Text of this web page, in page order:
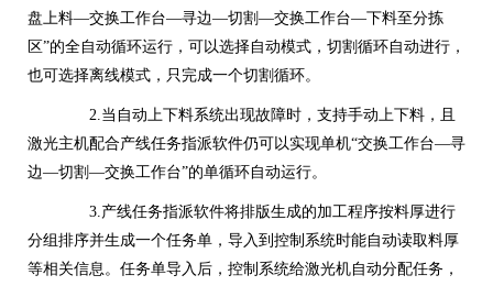
盘上料—交换工作台—寻边—切割—交换工作台—下料至分拣
区”的全自动循环运行，可以选择自动模式，切割循环自动进行，
也可选择离线模式，只完成一个切割循环。
2.当自动上下料系统出现故障时，支持手动上下料，且
激光主机配合产线任务指派软件仍可以实现单机“交换工作台—寻
边—切割—交换工作台”的单循环自动运行。
3.产线任务指派软件将排版生成的加工程序按料厚进行
分组排序并生成一个任务单，导入到控制系统时能自动读取料厚
等相关信息。任务单导入后，控制系统给激光机自动分配任务，